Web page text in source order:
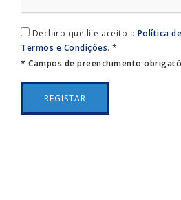
Declaro que li e aceito a Política
Termos e Condições. *
* Campos de preenchimento
REGISTAR